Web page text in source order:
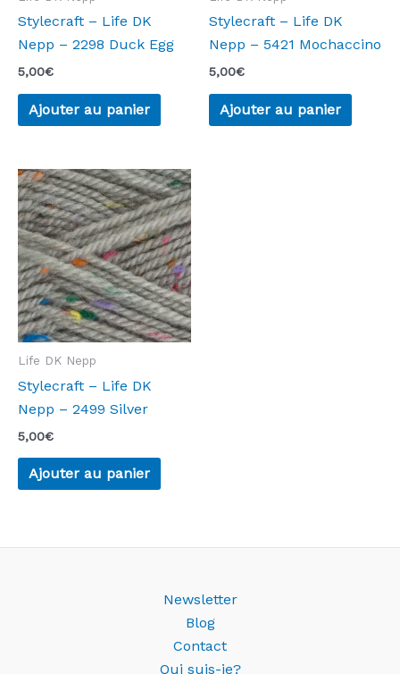
Stylecraft – Life DK
Nepp – 2298 Duck Egg
5,00€
Ajouter au panier
Stylecraft – Life DK
Nepp – 5421 Mochaccino
5,00€
Ajouter au panier
Life DK Nepp
Stylecraft – Life DK
Nepp – 2499 Silver
5,00€
Ajouter au panier
Newsletter
Blog
Contact
Qui suis-je?